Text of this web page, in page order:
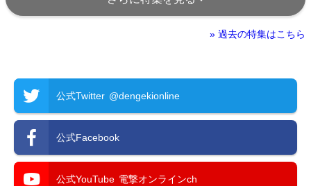
» 過去の特集はこちら
公式Twitter @dengekionline
公式Facebook
公式YouTube 電撃オンラインch